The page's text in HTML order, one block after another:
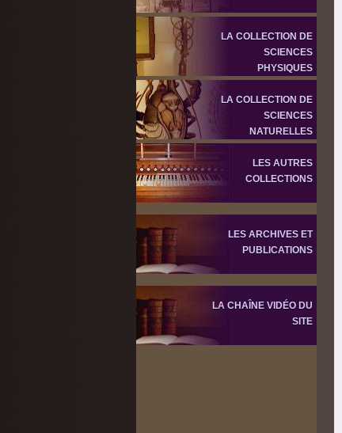
LA COLLECTION DE
SCIENCES
PHYSIQUES
LA COLLECTION DE
SCIENCES
NATURELLES
LES AUTRES
COLLECTIONS
LES ARCHIVES ET
PUBLICATIONS
LA CHAÎNE VIDÉO DU
SITE